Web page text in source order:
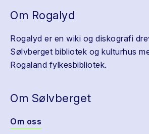
Om Rogalyd
Rogalyd er en wiki og diskografi
Sølvberget bibliotek og kulturhus
Rogaland fylkesbibliotek.
Om Sølvberget
Om oss